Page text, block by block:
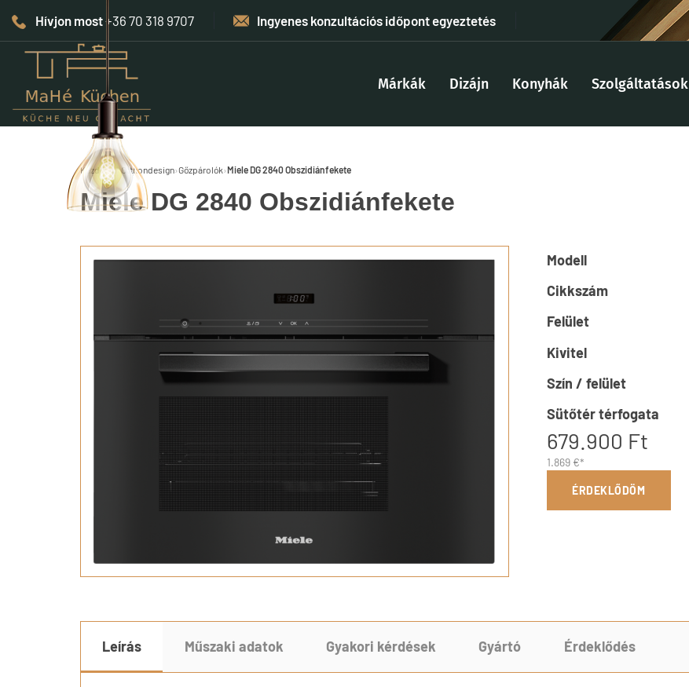
Hívjon most+36 70 318 9707 Ingyenes konzultációs időpont egyeztetés
Márkák Dizájn Konyhák Szolgáltatások
Kezdőlap›Otthondesign›Gőzpárolók›Miele DG 2840 Obszidiánfekete
Miele DG 2840 Obszidiánfekete
Modell
Cikkszám
Felület
Kivitel
Szín / felület
Sütőtér térfogata
679.900 Ft
1.869 €*
ÉRDEKLŐDÖM
Leírás Műszaki adatok Gyakori kérdések Gyártó Érdeklődés